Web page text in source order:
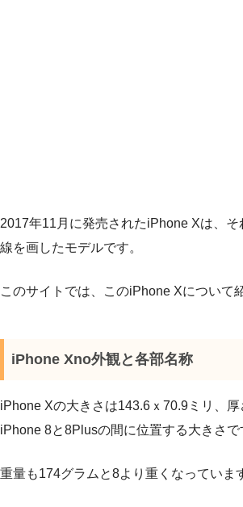
2017年11月に発売されたiPhone Xは、
線を画したモデルです。
このサイトでは、このiPhone Xについて
iPhone Xno外観と各部名称
iPhone Xの大きさは143.6ｘ70.9ミリ、厚
iPhone 8と8Plusの間に位置する大きさで
重量も174グラムと8より重くなっていま